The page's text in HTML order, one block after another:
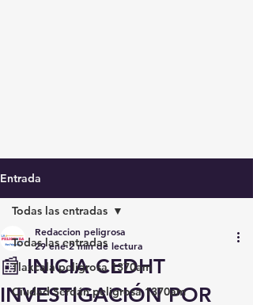
Entrada
Todas las entradas
Tlaxcala peligrosa 1370am
Ciudad Serdán peligrosa 1370am
Todas las entradas
📰 INICIA CEDHT
INVESTIGACIÓN POR
Redaccion peligrosa
29 ene 2 min de lectura